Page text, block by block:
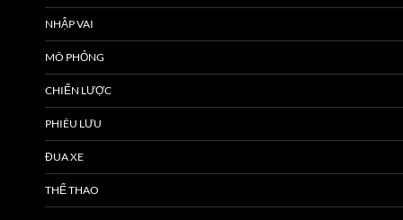
NHẬP VAI
MÔ PHỎNG
CHIẾN LƯỢC
PHIÊU LƯU
ĐUA XE
THỂ THAO